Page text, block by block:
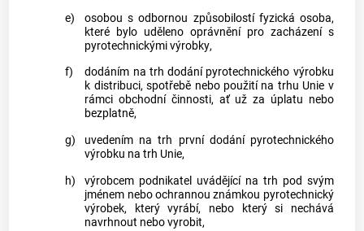
e)
osobou s odbornou způsobilostífyzická osoba,
které bylo uděleno oprávnění pro zacházení s
pyrotechnickými výrobky,
f)
dodáním na trh dodání pyrotechnického výrobku
k distribuci, spotřebě nebo použití na trhu Unie v
rámci obchodní činnosti, ať už za úplatu nebo
bezplatně,
g)
uvedením na trh první dodání pyrotechnického
výrobku na trh Unie,
h)
výrobcem podnikatel uvádějící na trh pod svým
jménem nebo ochrannou známkou pyrotechnický
výrobek, který vyrábí, nebo který si nechává
navrhnout nebo vyrobit,